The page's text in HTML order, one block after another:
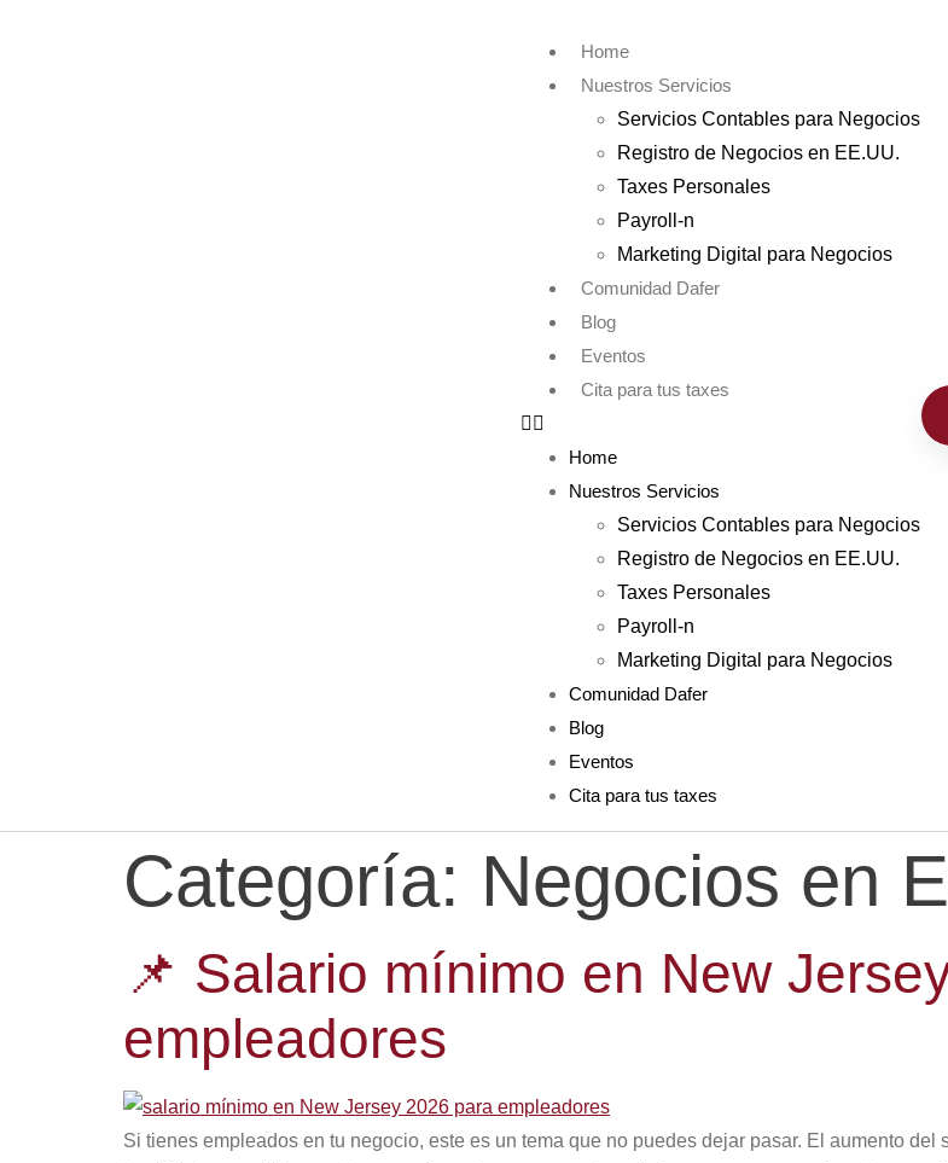
Home
Nuestros Servicios
Servicios Contables para Negocios
Registro de Negocios en EE.UU.
Taxes Personales
Payroll-n
Marketing Digital para Negocios
Comunidad Dafer
Blog
Eventos
Cita para tus taxes
Home
Nuestros Servicios
Servicios Contables para Negocios
Registro de Negocios en EE.UU.
Taxes Personales
Payroll-n
Marketing Digital para Negocios
Comunidad Dafer
Blog
Eventos
Cita para tus taxes
Categoría: Negocios en
📌 Salario mínimo en New
empleadores
Si tienes empleados en tu negocio, este es un tema que no puedes dejar pasar. El aumento